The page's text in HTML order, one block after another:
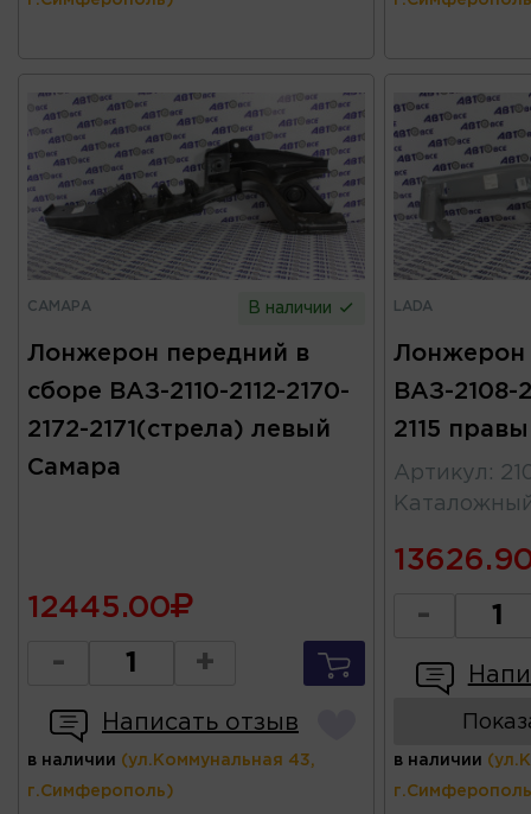
САМАРА В наличии
Лонжерон передний в
сборе ВАЗ-2110-2112-2170-
2172-2171(стрела) левый
Самара
12445.00
- +
Написать отзыв
в наличии (ул.Коммунальная 43,
г.Симферополь)
LADA
Лонжерон
ВАЗ-2108-
2115
Артикул :
-
в наличии